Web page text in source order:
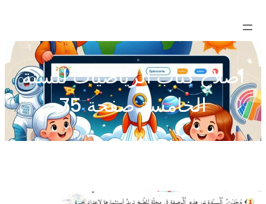
تخطى
إلى
المحتوى
اصلاح كتاب الرياضيات للسنة
الخامسة صفحة 75